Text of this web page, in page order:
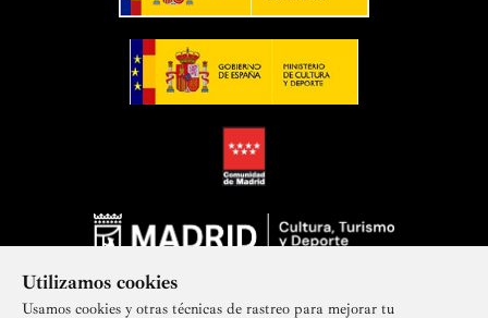
Utilizamos cookies
Usamos cookies y otras técnicas de rastreo para mejorar tu